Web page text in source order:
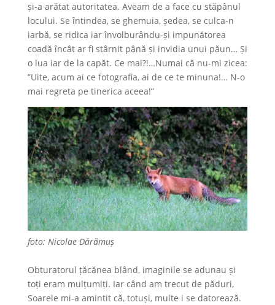
și-a arătat autoritatea. Aveam de a face cu stăpânul
locului. Se întindea, se ghemuia, ședea, se culca-n
iarbă, se ridica iar învolburându-și impunătorea
coadă încât ar fi stârnit până și invidia unui păun… Și
o lua iar de la capăt. Ce mai?!…Numai că nu-mi zicea:
”Uite, acum ai ce fotografia, ai de ce te minuna!… N-o
mai regreta pe tinerica aceea!”
foto: Nicolae Dărămuș
Obturatorul țăcănea blând, imaginile se adunau și
toți eram mulțumiți. Iar când am trecut de păduri,
Soarele mi-a amintit că, totuși, multe i se datorează.